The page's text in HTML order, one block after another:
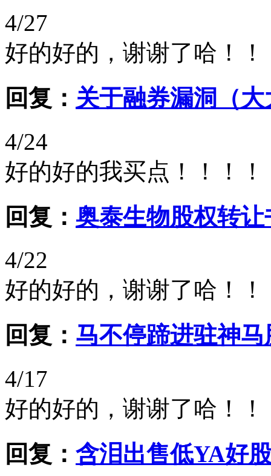
4/27
好的好的，谢谢了哈！！
回复： 关于融券漏洞（
4/24
好的好的我买点！！！！
回复： 奥泰生物股权转让
4/22
好的好的，谢谢了哈！！
回复： 马不停蹄进驻神马
4/17
好的好的，谢谢了哈！
回复： 含泪出售低YA好